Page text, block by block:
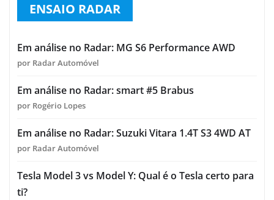
ENSAIO RADAR
Em análise no Radar: MG S6 Performance AWD
por Radar Automóvel
Em análise no Radar: smart #5 Brabus
por Rogério Lopes
Em análise no Radar: Suzuki Vitara 1.4T S3 4WD AT
por Radar Automóvel
Tesla Model 3 vs Model Y: Qual é o Tesla certo para
ti?